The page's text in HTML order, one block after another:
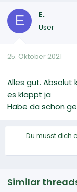
E E.
User
25. Oktober 2021
Alles gut. Absolut
es klappt ja
Habe da schon
Du musst dich
Similar